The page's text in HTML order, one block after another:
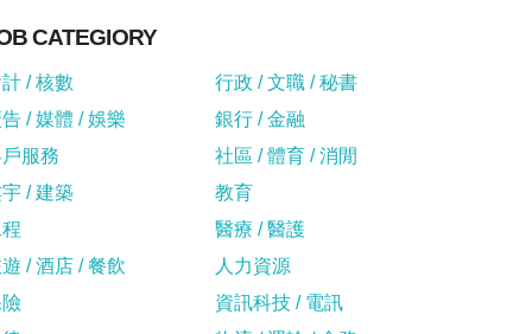
CATEGIORY
/ 核數
行政 / 文職 / 秘書
/ 媒體 / 娛樂
銀行 / 金融
服務
社區 / 體育 / 消閒
/ 建築
教育
醫療 / 醫護
/ 酒店 / 餐飲
人力資源
資訊科技 / 電訊